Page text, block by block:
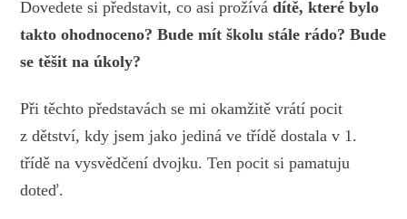
Dovedete si představit, co asi prožívádítě, které bylo
takto ohodnoceno? Bude mít školu stále rádo? Bude
se těšit na úkoly?
Při těchto představách se mi okamžitě vrátí pocit
z dětství, kdy jsem jako jediná ve třídě dostala v 1.
třídě na vysvědčení dvojku. Ten pocit si pamatuju
doteď.